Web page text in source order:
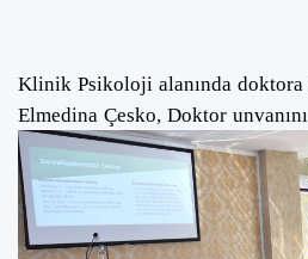
Klinik Psikoloji alanında doktora
Elmedina Çesko, Doktor